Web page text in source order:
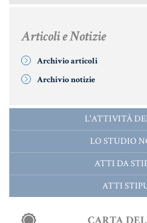
Articoli e Notizie
Archivio articoli
Archivio notizie
L'ATTIVITÀ
LO STUDIO
ATTI DA
ATTI
CARTA